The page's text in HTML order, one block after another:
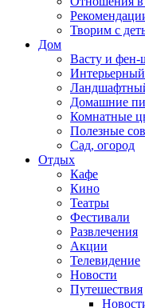
Творим с
Дом
Васту и фен-
Домашние
Комнатные
Полезные
Сад, огород
Отдых
Кафе
Кино
Театры
Фестивали
Развлечения
Акции
Телевидение
Новости
Путешествия